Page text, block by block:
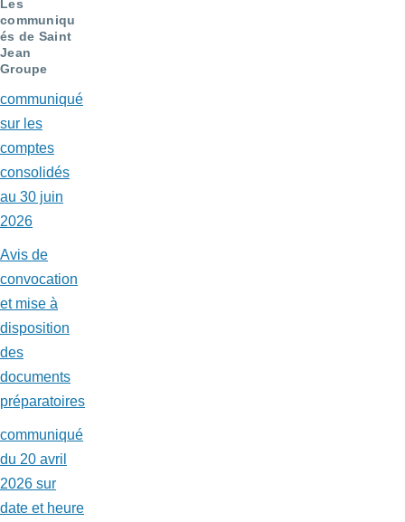
Les
communiqu
és de Saint
Jean
Groupe
communiqué
sur les
comptes
consolidés
au 30 juin
2026
Avis de
convocation
et mise à
disposition
des
documents
préparatoires
communiqué
du 20 avril
2026 sur
date et heure